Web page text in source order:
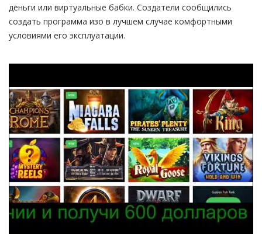
деньги или виртуальные бабки. Создатели сообщились
создать программа изо в лучшем случае комфортными
условиями его эксплуатации.